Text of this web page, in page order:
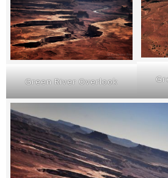
Green River Overlook